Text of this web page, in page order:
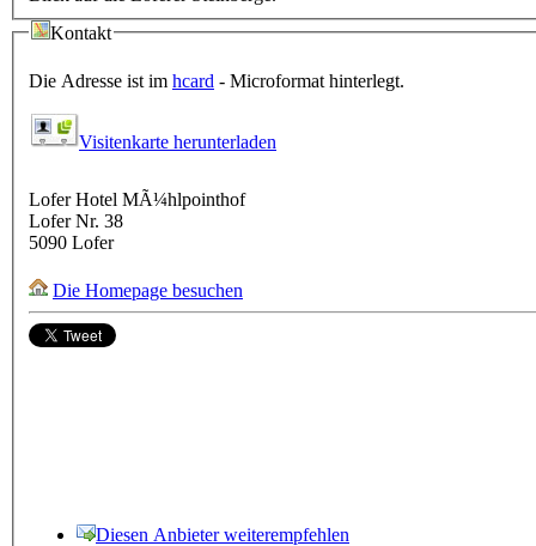
Kontakt
Die Adresse ist im hcard - Microformat hinterlegt.
Visitenkarte herunterladen
Lofer Hotel MÃ¼hlpointhof
Lofer Nr. 38
5090 Lofer
Die Homepage besuchen
Diesen Anbieter weiterempfehlen